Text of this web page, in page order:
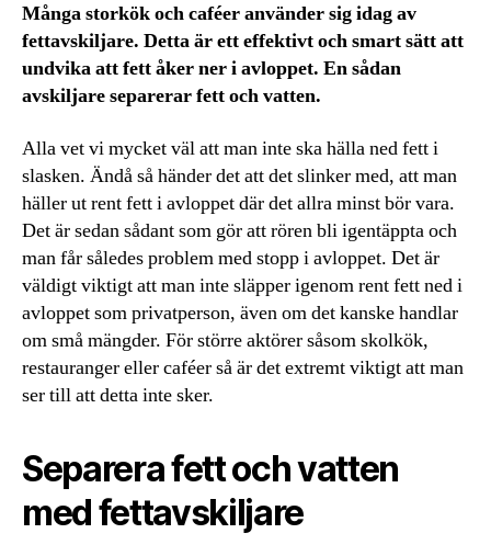
Många storkök och caféer använder sig idag av
fettavskiljare. Detta är ett effektivt och smart sätt att
undvika att fett åker ner i avloppet. En sådan
avskiljare separerar fett och vatten.
Alla vet vi mycket väl att man inte ska hälla ned fett i
slasken. Ändå så händer det att det slinker med, att man
häller ut rent fett i avloppet där det allra minst bör vara.
Det är sedan sådant som gör att rören bli igentäppta och
man får således problem med stopp i avloppet. Det är
väldigt viktigt att man inte släpper igenom rent fett ned i
avloppet som privatperson, även om det kanske handlar
om små mängder. För större aktörer såsom skolkök,
restauranger eller caféer så är det extremt viktigt att man
ser till att detta inte sker.
Separera fett och vatten
med fettavskiljare